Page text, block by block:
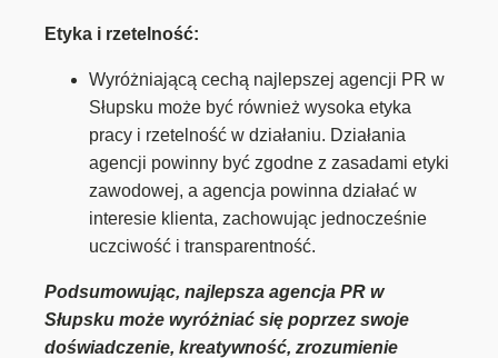
Etyka i rzetelność:
Wyróżniającą cechą najlepszej agencji PR w
Słupsku może być również wysoka etyka
pracy i rzetelność w działaniu. Działania
agencji powinny być zgodne z zasadami etyki
zawodowej, a agencja powinna działać w
interesie klienta, zachowując jednocześnie
uczciwość i transparentność.
Podsumowując, najlepsza agencja PR w
Słupsku może wyróżniać się poprzez swoje
doświadczenie, kreatywność, zrozumienie